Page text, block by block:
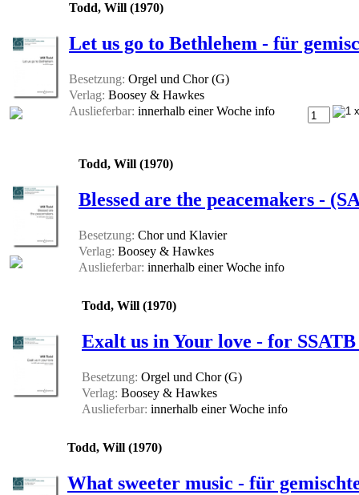
Todd, Will (1970)
Let us go to Bethlehem - für
Besetzung: Orgel und Chor (G)
Verlag: Boosey & Hawkes
Auslieferbar: innerhalb einer Woche info
Todd, Will (1970)
Blessed are the peacemakers -
Besetzung: Chor und Klavier
Verlag: Boosey & Hawkes
Auslieferbar: innerhalb einer Woche info
Todd, Will (1970)
Exalt us in Your love - for
Besetzung: Orgel und Chor (G)
Verlag: Boosey & Hawkes
Auslieferbar: innerhalb einer Woche info
Todd, Will (1970)
What sweeter music - für